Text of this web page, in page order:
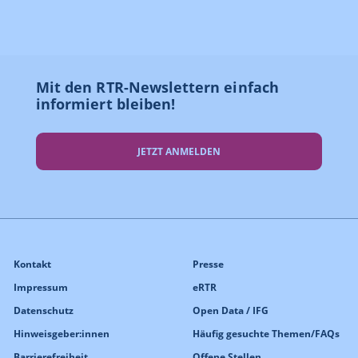
Mit den RTR-Newslettern einfach
informiert bleiben!
JETZT ANMELDEN
Kontakt
Impressum
Datenschutz
Hinweisgeber:innen
Presse
eRTR
Open Data / IFG
Häufig gesuchte Themen/FAQs